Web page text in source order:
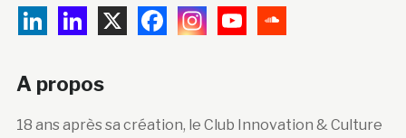
A propos
18 ans après sa création, le Club Innovation & Culture